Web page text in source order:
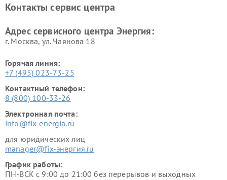
Контакты сервис центра
Адрес сервисного центра Энергия:
г. Москва, ул. Чаянова 18
Горячая линия:
+7 (495) 023-73-25
Контактный телефон:
8 (800) 100-33-26
Электронная почта:
info@fix-energia.ru
для юридических лиц
manager@fix-энергия.ru
График работы:
ПН-ВСК с 9:00 до 21:00 без перерывов и выходных